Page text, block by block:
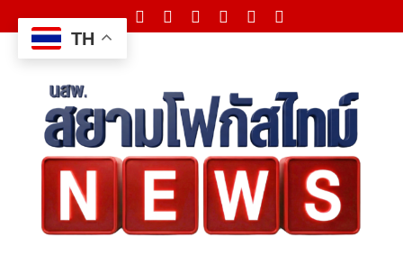
to
content
TH